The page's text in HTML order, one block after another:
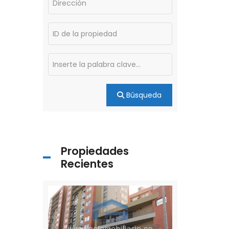
Búsqueda
Propiedades
Recientes